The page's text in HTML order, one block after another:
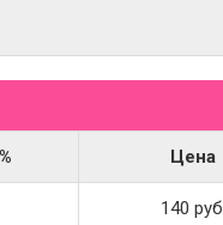
Цена
140 руб.